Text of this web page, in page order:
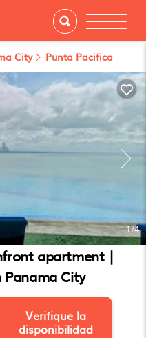
City Punta Pacifica
1/4
apartment |
City
Verifique la
disponibilidad